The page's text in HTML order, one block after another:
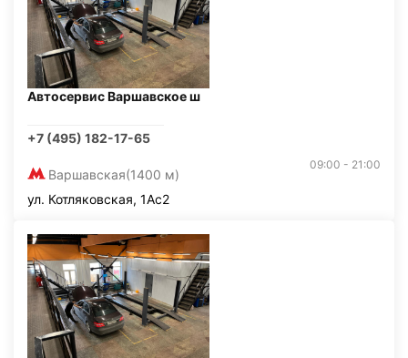
Автосервис Варшавское ш
+7 (495) 182-17-65
Варшавская(1400 м)
09:00 - 21:00
ул. Котляковская, 1Ас2